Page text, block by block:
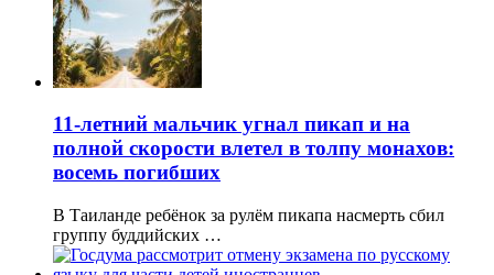
11-летний мальчик угнал пикап и на
полной скорости влетел в толпу монахов:
восемь погибших
В Таиланде ребёнок за рулём пикапа насмерть сбил
группу буддийских …